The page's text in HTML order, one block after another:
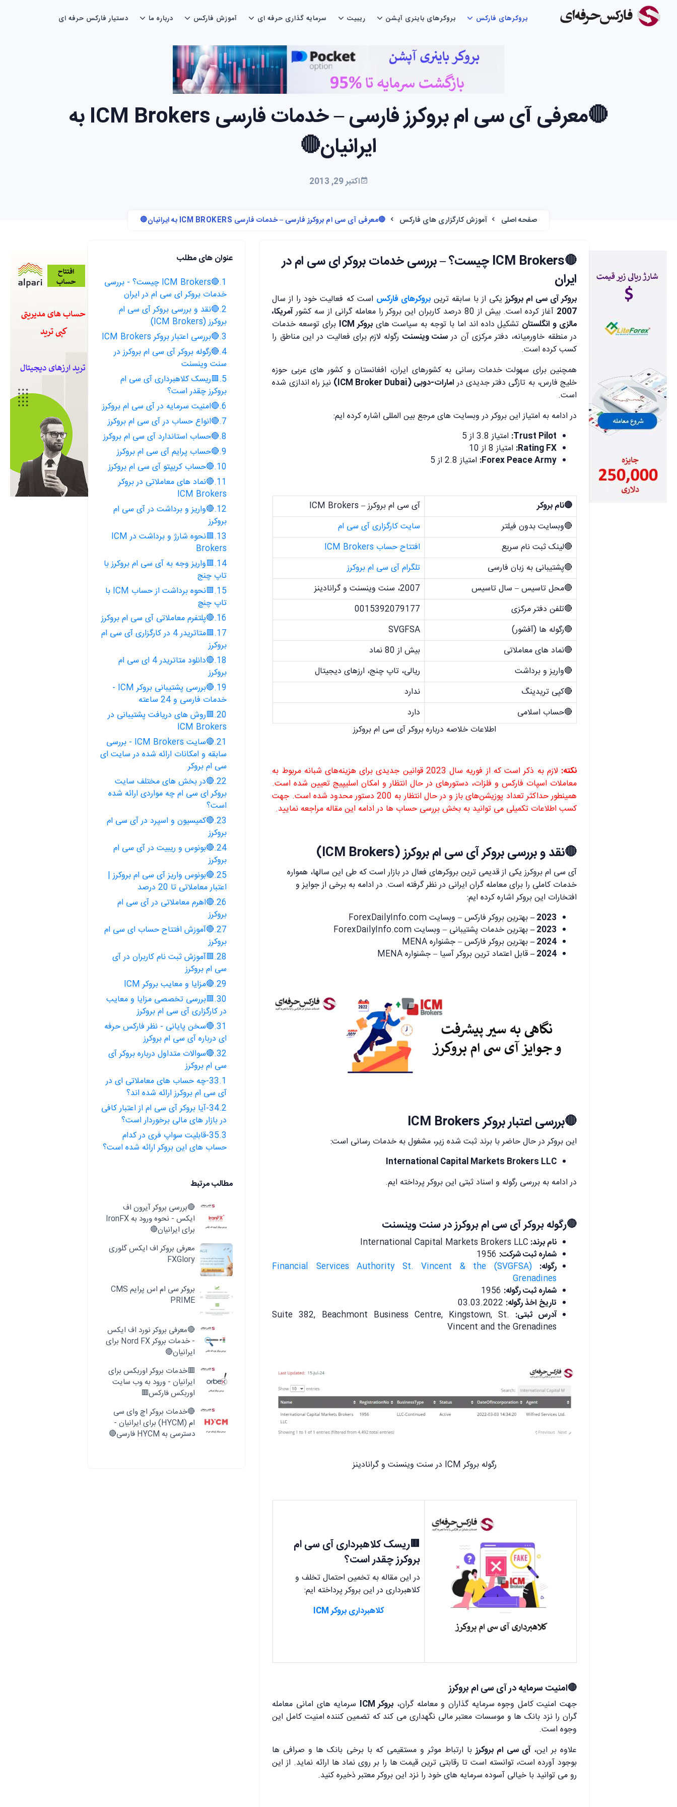
بروکرهای فارکس بروکرهای باینری آپشن ریبیت سرمایه گذاری حرفه ای آموزش فارکس درباره ما دستیار فارکس حرفه ای
🔴معرفی آی سی ام بروکرز فارسی – خدمات فارسی ICM Brokers به
ایرانیان🔴
اکتبر 29, 2013
صفحه اصلی آموزش کارگزاری های فارکس 🔴معرفی آی سی ام بروکرز فارسی – خدمات فارسی ICM BROKERS به ایرانیان🔴
🔴ICM Brokers چیست؟ – بررسی خدمات بروکر ای سی ام در
ایران
بروکر آی سی ام بروکرزیکی از با سابقه ترینبروکرهای فارکس است که فعالیت خود را از سال
2007 آغاز کرده است. بیش از 80 درصد کاربران این بروکر را معامله گرانی از سه کشور
آمریکا،
مالزی و انگلستان تشکیل داده اند اما با توجه به سیاست هایبروکر ICM
برای توسعه خدمات
در منطقه خاورمیانه، دفتر مرکزی آن درسنت وینسنت رگوله لازم برای فعالیت در این مناطق را
کسب کرده است.
همچنین برای سهولت خدمات رسانی به کشورهای ایران، افغانستان و کشور های عربی حوزه
خلیج فارس، به تازگی دفتر جدیدی درامارات-دوبی (ICM Broker Dubai)
نیز راه اندازی شده
است.
در ادامه به امتیاز این بروکر در وبسایت های مرجع بین المللی اشاره کرده ایم:
Trust Pilot: امتیاز 3.8 از 5
Rating FX: امتیاز 8 از 10
Forex Peace Army: امتیاز 2.8 از 5
🔴نام بروکر
آی سی ام بروکرز – ICM Brokers
🔴وبسایت بدون فیلتر
سایت کارگزاری آی سی ام
🔴لینک ثبت نام سریع
افتتاح حساب ICM Brokers
🔴پشتیبانی به زبان فارسی
تلگرام آی سی ام بروکرز
🔴محل تاسیس – سال تاسیس
2007، سنت وینسنت و گرانادینز
🔴تلفن دفتر مرکزی
0015392079177
🔴رگوله ها (آفشور)
SVGFSA
🔴نماد های معاملاتی
بیش از 80 نماد
🔴واریز و برداشت
ریالی، تاپ چنج، ارزهای دیجیتال
🔴کپی تریدینگ
ندارد
🔴حساب اسلامی
دارد
اطلاعات خلاصه درباره بروکر آی سی ام بروکرز
نکته:
لازم به ذکر است که از فوریه سال 2023 قوانین جدیدی برای هزینه‌های شبانه مربوط به
معاملات اسپات فارکس و فلزات، دستورهای در حال انتظار و امکان اسلیپیج تعیین شده است.
همینطور حداکثر تعداد پوزیشن‌های باز و در حال انتظار به 200 دستور محدود شده است. جهت
کسب اطلاعات تکمیلی می توانید به بخش بررسی حساب ها در ادامه این مقاله مراجعه نمایید.
🔴نقد و بررسی بروکر آی سی ام بروکرز (ICM Brokers)
آی سی ام بروکرز یکی از قدیمی ترین بروکرهای فعال در بازار است که طی این سالها، همواره
خدمات کاملی را برای معامله گران ایرانی در نظر گرفته است. در ادامه به برخی از جوایز و
افتخارات این بروکر اشاره کرده ایم:
2023 – بهترین بروکر فارکس – وبسایت ForexDailyInfo.com
2023 – بهترین خدمات پشتیبانی – وبسایت ForexDailyInfo.com
2024 – بهترین بروکر فارکس – جشنواره MENA
2024 – قابل اعتماد ترین بروکر آسیا – جشنواره MENA
🔴بررسی اعتبار بروکر ICM Brokers
این بروکر در حال حاضر با برند ثبت شده زیر، مشغول به خدمات رسانی است:
International Capital Markets Brokers LLC
در ادامه به بررسی رگوله و اسناد ثبتی این بروکر پرداخته ایم.
🔴رگوله بروکر آی سی ام بروکرز در سنت وینسنت
نام برند: International Capital Markets Brokers LLC
شماره ثبت شرکت:
رگوله:
(SVGFSA) Financial Services Authority St. Vincent & the
Grenadines
شماره ثبت رگوله:
تاریخ اخذ رگوله:
آدرس ثبتی: Suite 382, Beachmont Business Centre, Kingstown, St.
Vincent and the Grenadines
رگوله بروکر ICM در سنت وینسنت و گرانادینز
🟥ریسک کلاهبرداری آی سی ام
بروکرز چقدر است؟
در این مقاله به تخمین احتمال تخلف و
کلاهبرداری در این بروکر پرداخته ایم:
کلاهبرداری بروکر ICM
🔴امنیت سرمایه در آی سی ام بروکرز
جهت امنیت کامل وجوه سرمایه گذاران و معامله گران، بروکر ICM
سرمایه های امانی معامله
گران را نزد بانک ها و موسسات معتبر مالی نگهداری می کند که تضمین کننده امنیت کامل این
وجوه است.
علاوه بر این،آی سی ام بروکرزبا ارتباط موثر و مستقیمی که با برخی بانک ها و صرافی ها
بوجود آورده است، توانسته است تا رقابتی ترین قیمت ها را بر روی نماد ها ارائه نماید. از این
رو می توانید با خیالی آسوده سرمایه های خود را نزد این بروکر معتبر ذخیره کنید.
عنوان های مطلب
1.🔴ICM Brokers چیست؟ - بررسی
خدمات بروکر ای سی ام در ایران
2.🔴نقد و بررسی بروکر آی سی ام
بروکرز (ICM Brokers)
3.🔴بررسی اعتبار بروکر ICM Brokers
4.🔴رگوله بروکر آی سی ام بروکرز در
سنت وینسنت
5.🟥ریسک کلاهبرداری آی سی ام
بروکرز چقدر است؟
6.🔴امنیت سرمایه در آی سی ام بروکرز
7.🔴انواع حساب در آی سی ام بروکرز
8.🔴حساب استاندارد آی سی ام بروکرز
9.🔴حساب پرایم آی سی ام بروکرز
10.🔴حساب کریپتو آی سی ام بروکرز
11.🔴نماد های معاملاتی در بروکر
ICM Brokers
12.🔴واریز و برداشت در آی سی ام
بروکرز
13.🟥نحوه شارژ و برداشت در ICM
Brokers
14.🟥واریز وجه به آی سی ام بروکرز با
تاپ چنج
15.🟥نحوه برداشت از حساب ICM با
تاپ چنچ
16.🔴پلتفرم معاملاتی آی سی ام بروکرز
17.🟥متاتریدر 4 در کارگزاری آی سی ام
بروکرز
18.🔴دانلود متاتریدر 4 ای سی ام
بروکرز
19.🔴بررسی پشتیبانی بروکر ICM -
خدمات فارسی و 24 ساعته
20.🟥روش های دریافت پشتیبانی در
ICM Brokers
21.🔴سایت ICM Brokers - بررسی
سابقه و امکانات ارائه شده در سایت ای
سی ام بروکر
22.🔴در بخش های مختلف سایت
بروکر ای سی ام چه مواردی ارائه شده
است؟
23.🔴کمیسیون و اسپرد در آی سی ام
بروکرز
24.🔴بونوس و ریبیت در آی سی ام
بروکرز
25.🔴بونوس واریز آی سی ام بروکرز |
اعتبار معاملاتی تا 20 درصد
26.🔴اهرم معاملاتی در آی سی ام
بروکرز
27.🔴آموزش افتتاح حساب ای سی ام
بروکرز
28.🟥آموزش ثبت نام کاربران در آی
سی ام بروکرز
29.🔴مزایا و معایب بروکر ICM
30.🟥بررسی تخصصی مزایا و معایب
در کارگزاری آی سی ام بروکرز
31.🔴سخن پایانی - نظر فارکس حرفه
ای درباره آی سی ام بروکرز
32.🔴سوالات متداول درباره بروکر آی
سی ام بروکرز
33.1-چه حساب های معاملاتی ای در
آی سی ام بروکرز ارائه شده اند؟
34.2-آیا بروکر آی سی ام از اعتبار کافی
در بازار های مالی برخوردار است؟
35.3-قابلیت سواپ فری در کدام
حساب های این بروکر ارائه شده است؟
مطالب مرتبط
🔴بررسی بروکر آیرون اف
ایکس - نحوه ورود به IronFX
برای ایرانیان🔴
معرفی بروکر اف ایکس گلوری
FXGlory
بروکر سی ام اس پرایم CMS
PRIME
🔴معرفی بروکر نورد اف ایکس
- خدمات بروکر Nord FX برای
ایرانیان🔴
🟥خدمات بروکر اوربکس برای
ایرانیان - ورود به وب سایت
اوربکس فارکس🟥
🔴خدمات بروکر اچ وای سی
ام (HYCM) برای ایرانیان -
دسترسی به HYCM فارسی🔴